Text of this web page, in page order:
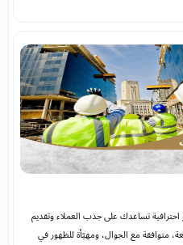
تساعدك على جذب العملاء وتقديم
مع الجوال، ومهيّأة للظهور في